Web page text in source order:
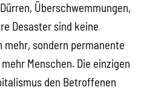
Überschwemmungen,
Desaster sind keine
sondern permanente
Menschen. Die einzigen
den Betroffenen